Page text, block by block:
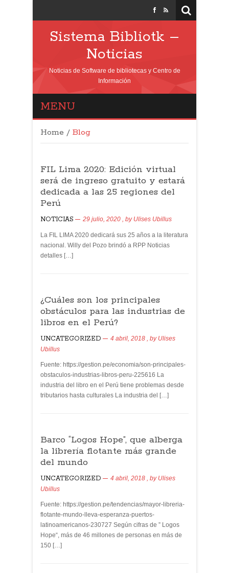
Sistema Bibliotk –
Noticias
Noticias de Software de bibliotecas y Centro de
Información
MENU
Home / Blog
FIL Lima 2020: Edición virtual
será de ingreso gratuito y estará
dedicada a las 25 regiones del
Perú
NOTICIAS 29 julio, 2020 , by Ulises Ubillus
La FIL LIMA 2020 dedicará sus 25 años a la literatura
nacional. Willy del Pozo brindó a RPP Noticias
detalles […]
¿Cuáles son los principales
obstáculos para las industrias de
libros en el Perú?
UNCATEGORIZED 4 abril, 2018 , by Ulises
Ubillus
Fuente: https://gestion.pe/economia/son-principales-
obstaculos-industrias-libros-peru-225616 La
industria del libro en el Perú tiene problemas desde
tributarios hasta culturales La industria del […]
Barco “Logos Hope”, que alberga
la librería flotante más grande
del mundo
UNCATEGORIZED 4 abril, 2018 , by Ulises
Ubillus
Fuente: https://gestion.pe/tendencias/mayor-libreria-
flotante-mundo-lleva-esperanza-puertos-
latinoamericanos-230727 Según cifras de ” Logos
Hope“, más de 46 millones de personas en más de
150 […]